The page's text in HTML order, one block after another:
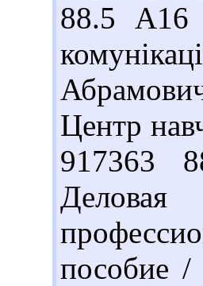
88.5 А16
Центр
917363
пособие